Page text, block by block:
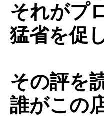
それがプ
猛省を促
その評を
誰がこの